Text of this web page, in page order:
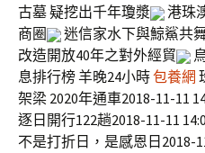
古墓 疑挖出千年瓊漿
港珠
商圈
迷信家水下與鯨鯊共
改造開放40年之對外經貿
息排行榜 羊晚24小時包養網
架梁 2020年通車2018-11-11
逐日開行122趟2018-11-11
不是打折日，是感恩日2018-